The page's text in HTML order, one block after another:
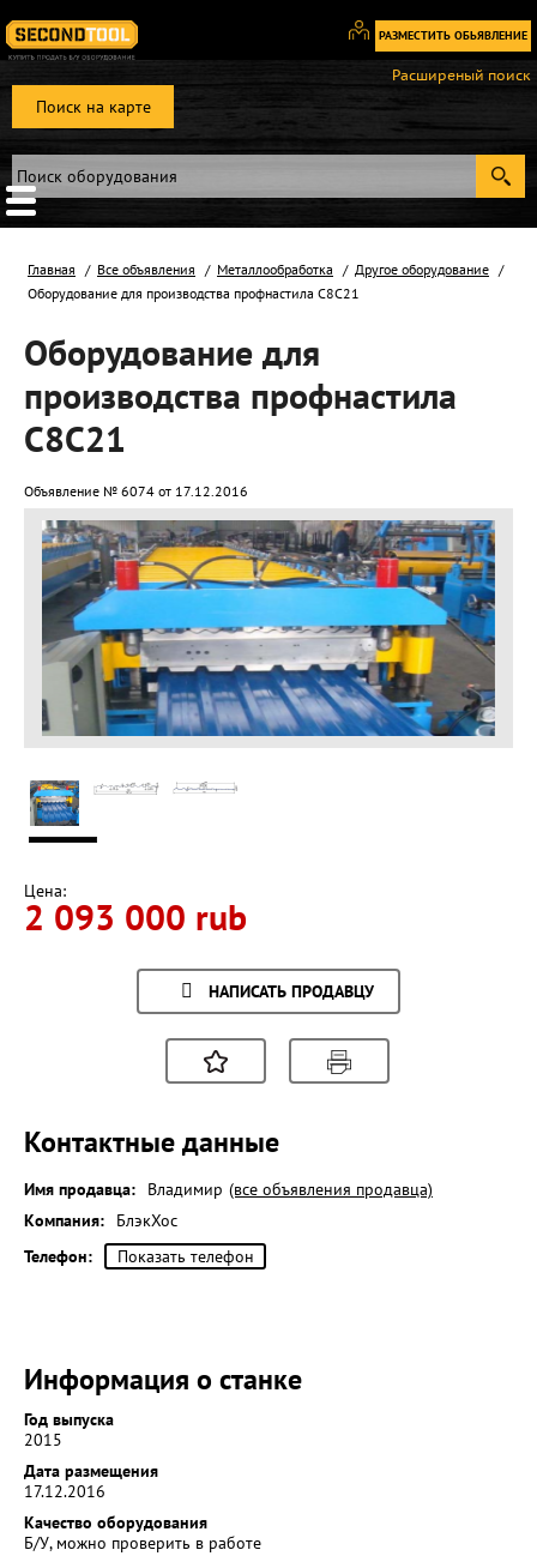
РАЗМЕСТИТЬ ОБЬЯВЛЕНИЕ
Вход
Регистрация
Поиск на карте
Расширеный поиск
Главная Все объявления Металлообработка
Другое оборудование
Оборудование для производства профнастила С8С21
Оборудование для
производства профнастила
С8С21
Объявление № 6074 от 17.12.2016
Цена:
2 093 000 rub
НАПИСАТЬ ПРОДАВЦУ
Контактные данные
Имя продавца: Владимир (все объявления продавца)
Компания:
БлэкХос
Телефон:
Показать телефон
Информация о станке
Год выпуска
2015
Дата размещения
17.12.2016
Качество оборудования
Б/У, можно проверить в работе